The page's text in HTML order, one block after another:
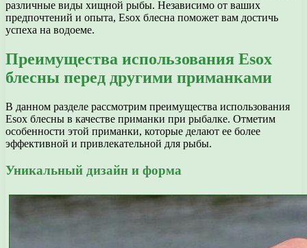
различные виды хищной рыбы. Независимо от ваших
предпочтений и опыта, Esox блесна поможет вам достичь
успеха на водоеме.
Преимущества использования Esox
блесны перед другими приманками
В данном разделе рассмотрим преимущества использования
Esox блесны в качестве приманки при рыбалке. Отметим
особенности этой приманки, которые делают ее более
эффективной и привлекательной для рыбы.
Уникальный дизайн и форма